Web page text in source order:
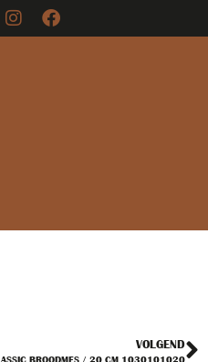
VOLGEND
BROODMES / 20 CM 1030101020